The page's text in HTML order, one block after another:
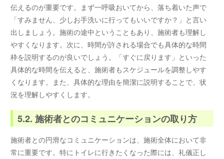
伝えるのが重要です。まず一呼吸おいてから、落ち着いた声で
「すみません、少しお手洗いに行ってもいいですか？」と言い
出しましょう。施術の途中ということもあり、施術者も理解し
やすくなります。次に、時間が許される場合でも具体的な時間
枠を説明するのが良いでしょう。「すぐに戻ります」といった
具体的な時間を伝えると、施術者もスケジュールを調整しやす
くなります。また、具体的な理由を簡潔に説明することで、状
況を理解しやすくします。
5.2. 施術者とのコミュニケーションの取り方
施術者との円滑なコミュニケーションは、施術全体において非
常に重要です。特にトイレに行きたくなった際には、礼儀正し